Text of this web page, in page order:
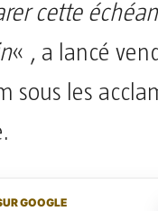
cette
« , a lancé
sous les
GOOGLE